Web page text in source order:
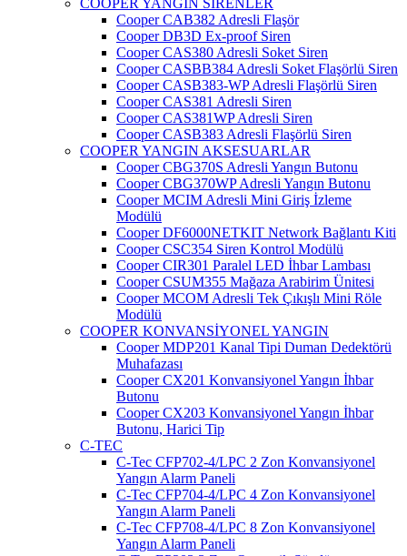
COOPER YANGIN SİRENLER
Cooper CAB382 Adresli Flaşör
Cooper DB3D Ex-proof Siren
Cooper CAS380 Adresli Soket Siren
Cooper CASBB384 Adresli Soket Flaşörlü Siren
Cooper CASB383-WP Adresli Flaşörlü Siren
Cooper CAS381 Adresli Siren
Cooper CAS381WP Adresli Siren
Cooper CASB383 Adresli Flaşörlü Siren
COOPER YANGIN AKSESUARLAR
Cooper CBG370S Adresli Yangın Butonu
Cooper CBG370WP Adresli Yangın Butonu
Cooper MCIM Adresli Mini Giriş İzleme
Modülü
Cooper DF6000NETKIT Network Bağlantı Kiti
Cooper CSC354 Siren Kontrol Modülü
Cooper CIR301 Paralel LED İhbar Lambası
Cooper CSUM355 Mağaza Arabirim Ünitesi
Cooper MCOM Adresli Tek Çıkışlı Mini Röle
Modülü
COOPER KONVANSİYONEL YANGIN
Cooper MDP201 Kanal Tipi Duman Dedektörü
Muhafazası
Cooper CX201 Konvansiyonel Yangın İhbar
Butonu
Cooper CX203 Konvansiyonel Yangın İhbar
Butonu, Harici Tip
C-TEC
C-Tec CFP702-4/LPC 2 Zon Konvansiyonel
Yangın Alarm Paneli
C-Tec CFP704-4/LPC 4 Zon Konvansiyonel
Yangın Alarm Paneli
C-Tec CFP708-4/LPC 8 Zon Konvansiyonel
Yangın Alarm Paneli